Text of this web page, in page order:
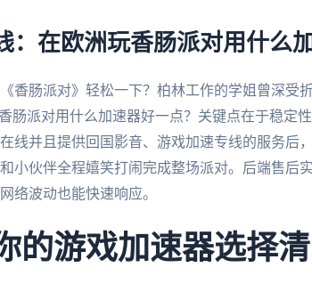
：在欧洲玩香肠派对用什么
香肠派对》轻松一下？柏林工作的学姐曾深受
肠派对用什么加速器好一点？关键点在于稳定
线并且提供回国影音、游戏加速专线的服务后
小伙伴全程嬉笑打闹完成整场派对。后端售后
络波动也能快速响应。
的游戏加速器选择